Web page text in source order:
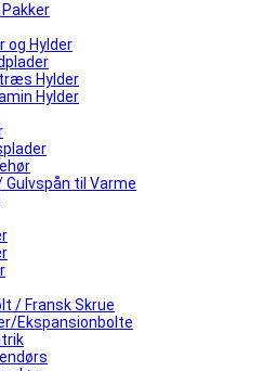
og Hylder
Hylder
Hylder
Gulvspån til Varme
/ Fransk Skrue
Ekspansionbolte